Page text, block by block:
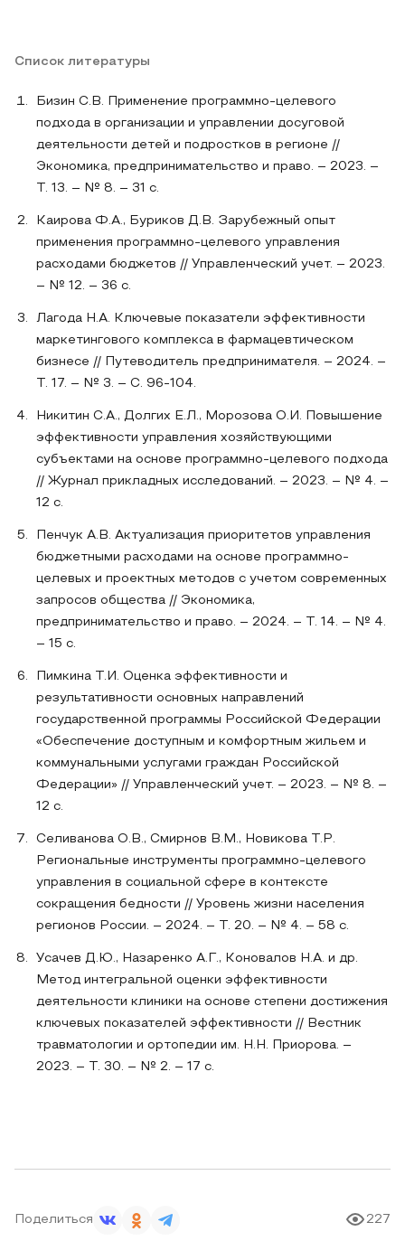
Список литературы
Бизин С.В. Применение программно-целевого
подхода в организации и управлении досуговой
деятельности детей и подростков в регионе //
Экономика, предпринимательство и право. – 2023. –
Т. 13. – № 8. – 31 с.
Каирова Ф.А., Буриков Д.В. Зарубежный опыт
применения программно-целевого управления
расходами бюджетов // Управленческий учет. – 2023.
– № 12. – 36 с.
Лагода Н.А. Ключевые показатели эффективности
маркетингового комплекса в фармацевтическом
бизнесе // Путеводитель предпринимателя. – 2024. –
Т. 17. – № 3. – С. 96-104.
Никитин С.А., Долгих Е.Л., Морозова О.И. Повышение
эффективности управления хозяйствующими
субъектами на основе программно-целевого подхода
// Журнал прикладных исследований. – 2023. – № 4. –
12 с.
Пенчук А.В. Актуализация приоритетов управления
бюджетными расходами на основе программно-
целевых и проектных методов с учетом современных
запросов общества // Экономика,
предпринимательство и право. – 2024. – Т. 14. – № 4.
– 15 с.
Пимкина Т.И. Оценка эффективности и
результативности основных направлений
государственной программы Российской Федерации
«Обеспечение доступным и комфортным жильем и
коммунальными услугами граждан Российской
Федерации» // Управленческий учет. – 2023. – № 8. –
12 с.
Селиванова О.В., Смирнов В.М., Новикова Т.Р.
Региональные инструменты программно-целевого
управления в социальной сфере в контексте
сокращения бедности // Уровень жизни населения
регионов России. – 2024. – Т. 20. – № 4. – 58 с.
Усачев Д.Ю., Назаренко А.Г., Коновалов Н.А. и др.
Метод интегральной оценки эффективности
деятельности клиники на основе степени достижения
ключевых показателей эффективности // Вестник
травматологии и ортопедии им. Н.Н. Приорова. –
2023. – Т. 30. – № 2. – 17 с.
Поделиться 227